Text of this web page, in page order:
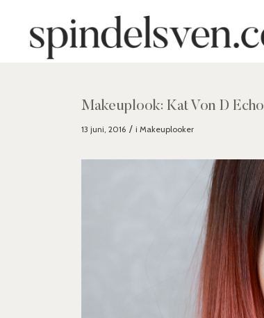
Makeuplook: Kat Von D Echo
13 juni, 2016 / iMakeuplooker